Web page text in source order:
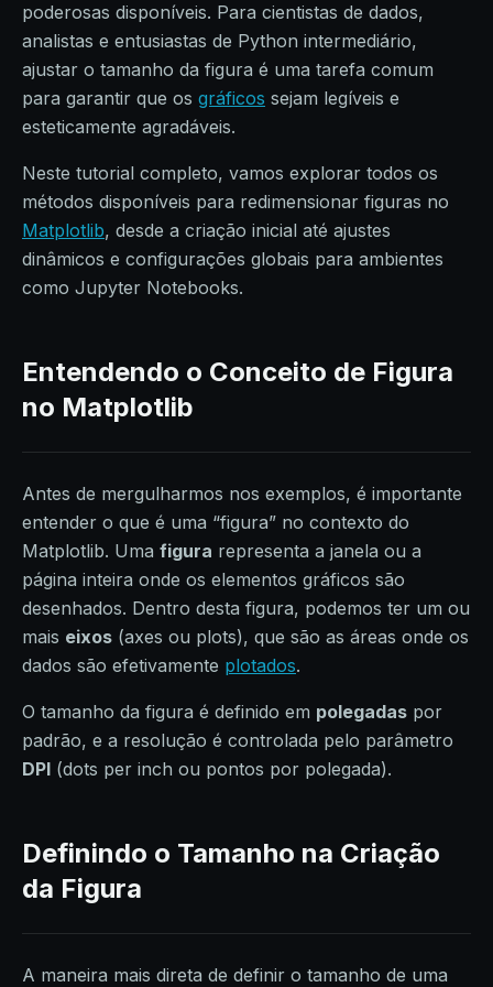
poderosas disponíveis. Para cientistas de dados,
analistas e entusiastas de Python intermediário,
ajustar o tamanho da figura é uma tarefa comum
para garantir que os gráficos sejam legíveis e
esteticamente agradáveis.
Neste tutorial completo, vamos explorar todos os
métodos disponíveis para redimensionar figuras no
Matplotlib, desde a criação inicial até ajustes
dinâmicos e configurações globais para ambientes
como Jupyter Notebooks.
Entendendo o Conceito de Figura
no Matplotlib
Antes de mergulharmos nos exemplos, é importante
entender o que é uma “figura” no contexto do
Matplotlib. Uma figura representa a janela ou a
página inteira onde os elementos gráficos são
desenhados. Dentro desta figura, podemos ter um ou
mais eixos (axes ou plots), que são as áreas onde os
dados são efetivamente plotados.
O tamanho da figura é definido em polegadas por
padrão, e a resolução é controlada pelo parâmetro
DPI (dots per inch ou pontos por polegada).
Definindo o Tamanho na Criação
da Figura
A maneira mais direta de definir o tamanho de uma